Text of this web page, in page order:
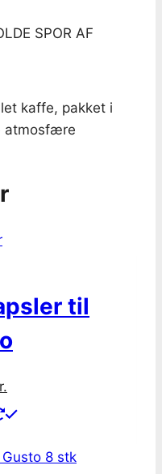
SPOR AF
kaffe, pakket i
atmosfære
til
price
340.00kr..